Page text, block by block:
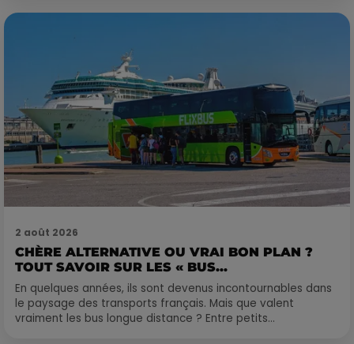
2 août 2026
CHÈRE ALTERNATIVE OU VRAI BON PLAN ?
TOUT SAVOIR SUR LES « BUS...
En quelques années, ils sont devenus incontournables dans
le paysage des transports français. Mais que valent
vraiment les bus longue distance ? Entre petits...